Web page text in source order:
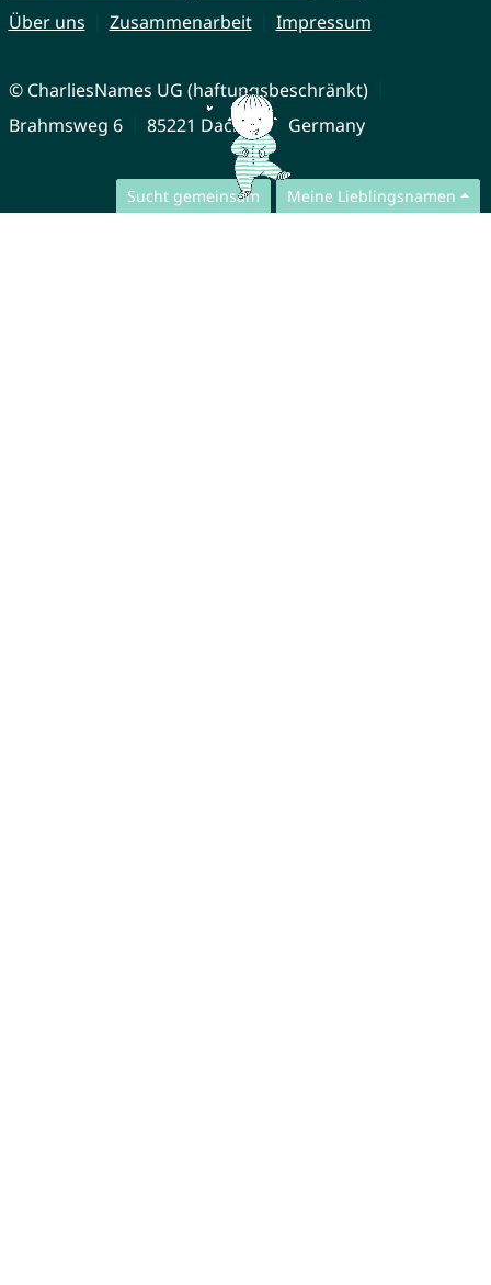
Sucht gemeinsam Meine Lieblingsnamen
Über uns
Zusammenarbeit Impressum
© CharliesNames UG (haftungsbeschränkt)
Brahmsweg 6
85221 Dachau Germany